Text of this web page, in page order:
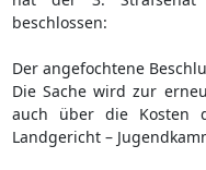
beschlossen:
Der angefochtene
Die Sache wird zur
auch über die Kosten
Landgericht –